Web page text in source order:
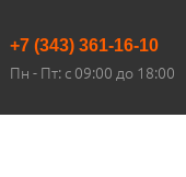
+7 (343) 361-16-10
Пн - Пт: с 09:00 до 18:00